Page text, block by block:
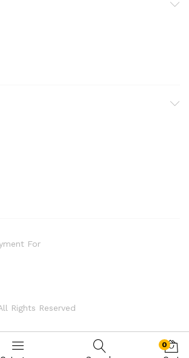
Rights Reserved
For
0